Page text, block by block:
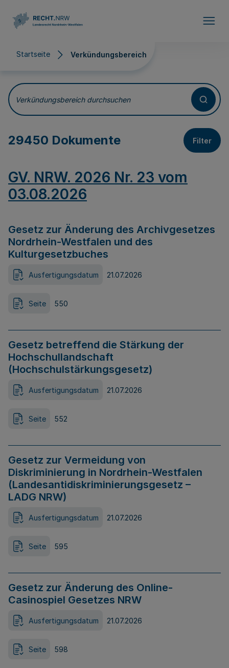
Startseite Verkündungsbereich
Verkündungsbereich
Verkündungsbereich durchsuchen
29450 Dokumente Filter
GV. NRW. 2026 Nr. 23 vom
03.08.2026
Gesetz zur Änderung des Archivgesetzes
Nordrhein-Westfalen und des
Kulturgesetzbuches
Ausfertigungsdatum 21.07.2026
Seite 550
Gesetz betreffend die Stärkung der
Hochschullandschaft
(Hochschulstärkungsgesetz)
Ausfertigungsdatum 21.07.2026
Seite 552
Gesetz zur Vermeidung von
Diskriminierung in Nordrhein-Westfalen
(Landesantidiskriminierungsgesetz –
LADG NRW)
Ausfertigungsdatum 21.07.2026
Seite 595
Gesetz zur Änderung des Online-
Casinospiel Gesetzes NRW
Ausfertigungsdatum 21.07.2026
Seite 598